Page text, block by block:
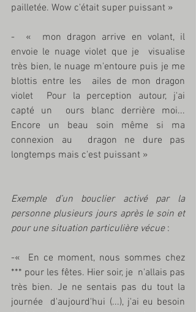
pailletée. Wow c'était super puissant »
-  «  mon dragon arrive en volant, il
envoie le nuage violet que je  visualise
très bien, le nuage m'entoure puis je me
blottis entre les  ailes de mon dragon
violet  Pour la perception autour, j'ai
capté un  ours blanc derrière moi...
Encore un beau soin même si ma
connexion au  dragon ne dure pas
longtemps mais c'est puissant »
Exemple d’un bouclier activé par la
personne plusieurs jours après le soin et
pour une situation particulière vécue :
-«  En ce moment, nous sommes chez
*** pour les fêtes. Hier soir, je  n'allais pas
très bien. Je ne sentais pas du tout la
journée  d'aujourd'hui (...), j'ai eu besoin